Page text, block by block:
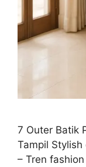
7 Outer Batik
Tampil
– Tren